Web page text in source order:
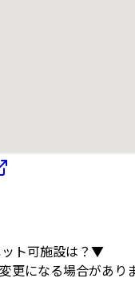
ト可施設は？▼
更になる場合があり